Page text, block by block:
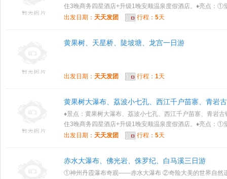
住3晚商务四星酒店+升级1晚安顺温泉度假酒店。♦亮点：①
出发日期： 天天发团 行程： 5天
黄果树、天星桥、陡坡塘、龙宫一日游
出发日期： 天天发团 行程： 1天
黄果树大瀑布、荔波小七孔、西江千户苗寨、青岩
♦景点：黄果树大瀑布、荔波小七孔、西江千户苗寨、青岩
住3晚商务四星酒店+升级1晚安顺温泉度假酒店。♦亮点：①
出发日期： 天天发团 行程： 5天
赤水大瀑布、佛光岩、侏罗纪、白马溪三日游
①神州丹霞瀑布奇观——赤水大瀑布 ②奇险大美的世界自